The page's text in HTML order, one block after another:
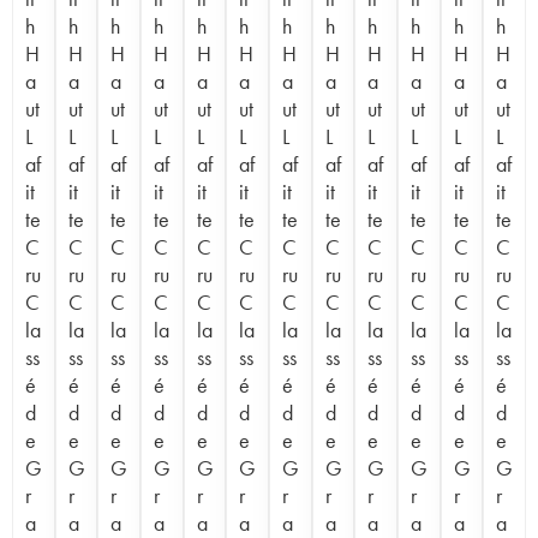
h
H
a
ut
L
af
it
te
C
ru
C
la
ss
é
d
e
G
r
a
h
H
a
ut
L
af
it
te
C
ru
C
la
ss
é
d
e
G
r
a
h
H
a
ut
L
af
it
te
C
ru
C
la
ss
é
d
e
G
r
a
h
H
a
ut
L
af
it
te
C
ru
C
la
ss
é
d
e
G
r
a
h
H
a
ut
L
af
it
te
C
ru
C
la
ss
é
d
e
G
r
a
h
H
a
ut
L
af
it
te
C
ru
C
la
ss
é
d
e
G
r
a
h
H
a
ut
L
af
it
te
C
ru
C
la
ss
é
d
e
G
r
a
h
H
a
ut
L
af
it
te
C
ru
C
la
ss
é
d
e
G
r
a
h
H
a
ut
L
af
it
te
C
ru
C
la
ss
é
d
e
G
r
a
h
H
a
ut
L
af
it
te
C
ru
C
la
ss
é
d
e
G
r
a
h
H
a
ut
L
af
it
te
C
ru
C
la
ss
é
d
e
G
r
a
h
H
a
ut
L
af
it
te
C
ru
C
la
ss
é
d
e
G
r
a